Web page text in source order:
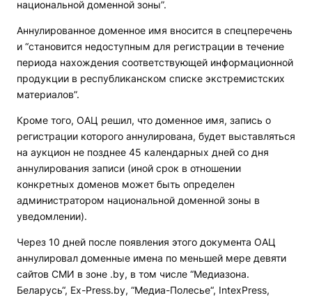
национальной доменной зоны”.
Аннулированное доменное имя вносится в спецперечень
и “становится недоступным для регистрации в течение
периода нахождения соответствующей информационной
продукции в республиканском списке экстремистских
материалов”.
Кроме того, ОАЦ решил, что доменное имя, запись о
регистрации которого аннулирована, будет выставляться
на аукцион не позднее 45 календарных дней со дня
аннулирования записи (иной срок в отношении
конкретных доменов может быть определен
администратором национальной доменной зоны в
уведомлении).
Через 10 дней после появления этого документа ОАЦ
аннулировал доменные имена по меньшей мере девяти
сайтов СМИ в зоне .by, в том числе “Медиазона.
Беларусь“, Ex-Press.bу, “Медиа-Полесье“, IntexPress,